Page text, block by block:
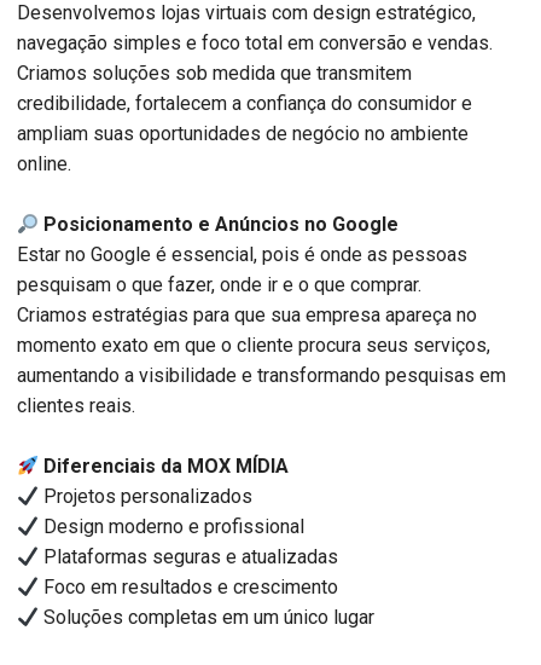
Desenvolvemos lojas virtuais com design estratégico,
navegação simples e foco total em conversão e vendas.
Criamos soluções sob medida que transmitem
credibilidade, fortalecem a confiança do consumidor e
ampliam suas oportunidades de negócio no ambiente
online.
Posicionamento e Anúncios no Google
Estar no Google é essencial, pois é onde as pessoas
pesquisam o que fazer, onde ir e o que comprar.
Criamos estratégias para que sua empresa apareça no
momento exato em que o cliente procura seus serviços,
aumentando a visibilidade e transformando pesquisas em
clientes reais.
Diferenciais da MOX MÍDIA
Projetos personalizados
Design moderno e profissional
Plataformas seguras e atualizadas
Foco em resultados e crescimento
Soluções completas em um único lugar